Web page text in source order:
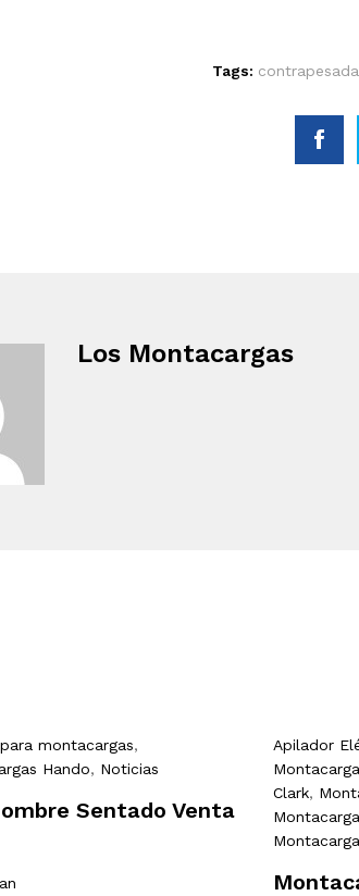
Tags: contrapesada
Los Montacargas
montacargas,
Hando, Noticias
Sentado Venta
Apilador
Clark,